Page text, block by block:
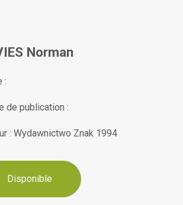
Norman
:
de publication :
: Wydawnictwo Znak 1994
Disponible